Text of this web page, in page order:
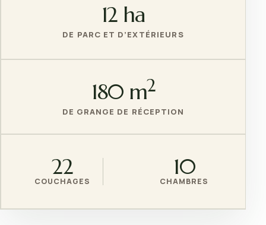
12 ha
DE PARC ET D’EXTÉRIEURS
180 m2
DE GRANGE DE RÉCEPTION
22
COUCHAGES
10
CHAMBRES